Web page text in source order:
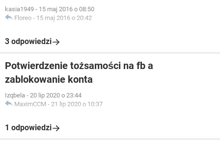
kasia1949 - 15 maj 2016 o 08:50
Floreo - 15 maj 2016 o 20:42
3 odpowiedzi
Potwierdzenie tożsamości na fb a
zablokowanie konta
Izqbela - 20 lip 2020 o 23:44
MaximCCM - 21 lip 2020 o 10:37
1 odpowiedzi